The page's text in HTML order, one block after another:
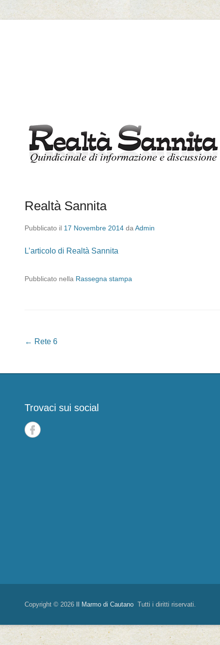
Realtà Sannita
Pubblicato il 17 Novembre 2014 da Admin
L’articolo di Realtà Sannita
Pubblicato nella Rassegna stampa
Navigazione articoli
← Rete 6
Trovaci sui social
Copyright © 2026 Il Marmo di Cautano Tutti i diritti riservati.